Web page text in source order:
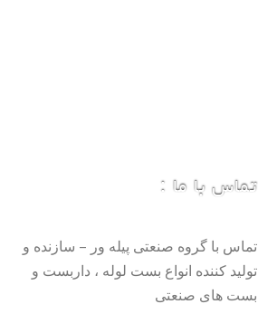
تماس با ما :
تماس با گروه صنعتی پیله ور – سازنده و
تولید کننده انواع بست لوله ، داربست و
بست های صنعتی